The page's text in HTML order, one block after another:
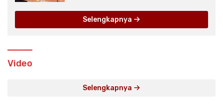
Selengkapnya
Video
Selengkapnya